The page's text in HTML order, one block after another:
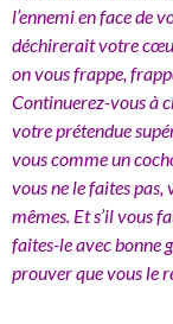
l’ennemi en face de
déchirerait votre
on vous frappe,
Continuerez-vous à
votre prétendue
vous comme un
vous ne le faites pas,
mêmes. Et s’il vous
faites-le avec bonne
prouver que vous le